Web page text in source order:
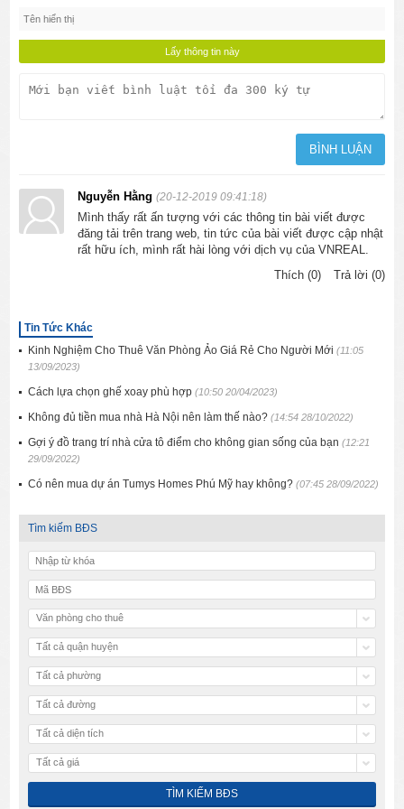
Nguyễn Hằng(20-12-2019 09:41:18)
Mình thấy rất ấn tượng với các thông tin bài viết được
đăng tải trên trang web, tin tức của bài viết được cập nhật
rất hữu ích, mình rất hài lòng với dịch vụ của VNREAL.
Thích (0)
Trả lời (0)
Tin Tức Khác
Kinh Nghiệm Cho Thuê Văn Phòng Ảo Giá Rẻ Cho Người Mới(11:05
13/09/2023)
Cách lựa chọn ghế xoay phù hợp(10:50 20/04/2023)
Không đủ tiền mua nhà Hà Nội nên làm thế nào?(14:54 28/10/2022)
Gợi ý đồ trang trí nhà cửa tô điểm cho không gian sống của bạn(12:21
29/09/2022)
Có nên mua dự án Tumys Homes Phú Mỹ hay không?(07:45 28/09/2022)
Tìm kiếm BĐS
Văn phòng cho thuê
Tất cả quận huyện
Tất cả phường
Tất cả đường
Tất cả diện tích
Tất cả giá